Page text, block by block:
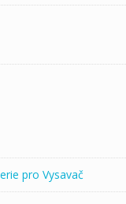
pro Vysavač